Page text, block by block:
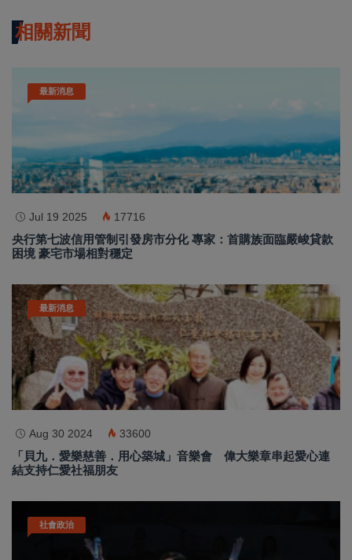
相關新聞
最新消息
Jul 19 2025 17716
央行第七波信用管制引發房市分化 專家：首購族面臨嚴峻貸款
困境 豪宅市場相對穩定
最新消息
Aug 30 2024 33600
「貝九．愛樂慈善．用心築城」音樂會 偉大樂章串起愛心連
結支持仁愛社福朋友
社會政治